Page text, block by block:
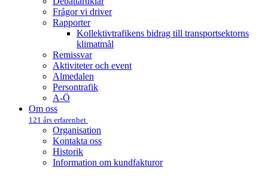
Frågor vi driver
Rapporter
Kollektivtrafikens bidrag till transportsektorns
klimatmål
Remissvar
Aktiviteter och event
Almedalen
Persontrafik
A-Ö
Om oss
121 års erfarenhet
Organisation
Kontakta oss
Historik
Information om kundfakturor